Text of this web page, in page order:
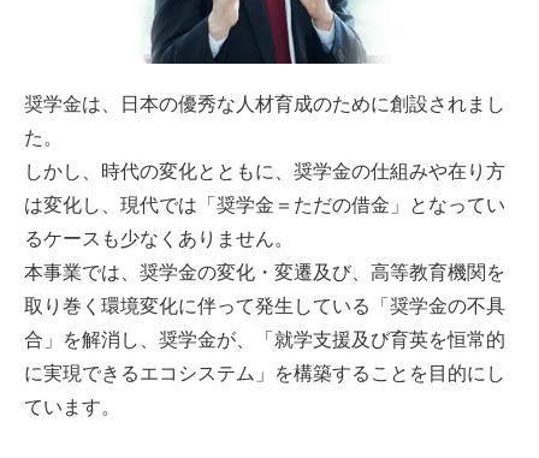
奨学金は、日本の優秀な人材育成のために創設されまし
た。
しかし、時代の変化とともに、奨学金の仕組みや在り方
は変化し、現代では「奨学金＝ただの借金」となってい
るケースも少なくありません。
本事業では、奨学金の変化・変遷及び、高等教育機関を
取り巻く環境変化に伴って発生している「奨学金の不具
合」を解消し、奨学金が、「就学支援及び育英を恒常的
に実現できるエコシステム」を構築することを目的にし
ています。